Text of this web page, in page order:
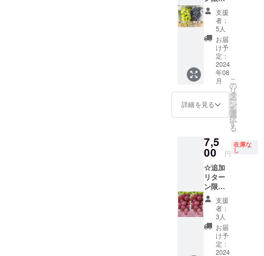
りま
す。 ※
配送中
に実が
取れて
しまう
場合が
ござい
ます。
※葡萄の
梱包や
配送に
最善を
尽くし
ます。
す。 ※
配送中
に実が
取れて
しまう
場合が
ござい
ます。
※葡萄の
梱包や
配送に
尽くし
ます。
安）1房
あたり
700~80
0g前後
【配送
方法】
通常便
(常温便)
※農産物
の為、1
房あた
りま
す。 ※
配送中
に実が
取れて
しまう
場合が
ござい
ます。
※葡萄の
梱包や
配送に
箱︎☆勝
沼産
シャイ
ンマス
カット
とピ
オーネ
を1房ず
つお届
けいた
しま
す。
【重
安）1房
あたり
700~80
0g前後
【配送
方法】
通常便
(常温便)
※農産物
の為、1
房あた
りの重
量は目
支援
者：
5人
お届
け予
定：
2024
年08
月
詳細を見る
こ
の
リ
タ
ー
ン
を
選
択
す
る
7,5
00 円
在庫な
し
☆追加
リター
ン限定3
箱︎☆ク
イーン
ニーナ
を2房お
届けい
たしま
す。
支援
者：
3人
お届
け予
定：
2024